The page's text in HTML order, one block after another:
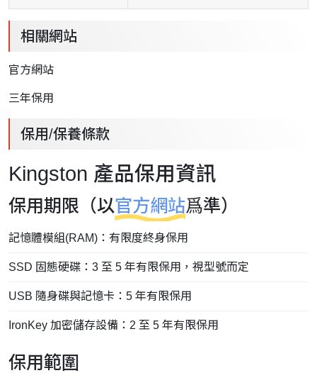
相關網站
官方網站
三年保用
保用/保養條款
Kingston 產品保用資訊
保用期限（以官方網站爲準）
記憶體模組(RAM)：有限度終身保用
SSD 固態硬碟：3 至 5 年有限保用，視型號而定
USB 隨身碟與記憶卡：5 年有限保用
IronKey 加密儲存設備：2 至 5 年有限保用
保用範圍